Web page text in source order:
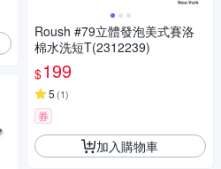
Roush #79立體發泡美式賽洛
棉水洗短T(2312239)
$199
5 (1)
券
加入購物車